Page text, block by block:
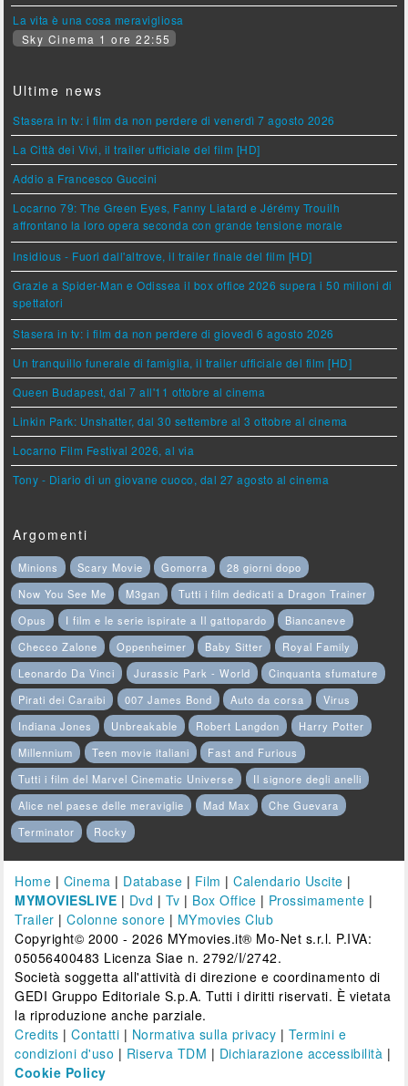
La vita è una cosa meravigliosa
Sky Cinema 1 ore 22:55
Ultime news
Stasera in tv: i film da non perdere di venerdì 7 agosto 2026
La Città dei Vivi, il trailer ufficiale del film [HD]
Addio a Francesco Guccini
Locarno 79: The Green Eyes, Fanny Liatard e Jérémy Trouilh
affrontano la loro opera seconda con grande tensione morale
Insidious - Fuori dall'altrove, il trailer finale del film [HD]
Grazie a Spider-Man e Odissea il box office 2026 supera i 50 milioni di
spettatori
Stasera in tv: i film da non perdere di giovedì 6 agosto 2026
Un tranquillo funerale di famiglia, il trailer ufficiale del film [HD]
Queen Budapest, dal 7 all'11 ottobre al cinema
Linkin Park: Unshatter, dal 30 settembre al 3 ottobre al cinema
Locarno Film Festival 2026, al via
Tony - Diario di un giovane cuoco, dal 27 agosto al cinema
Argomenti
Minions Scary Movie Gomorra
28 giorni dopo
Now You See Me
M3gan
Tutti i film dedicati a Dragon Trainer
Opus
I film e le serie ispirate a Il gattopardo
Biancaneve
Checco Zalone
Oppenheimer Baby Sitter
Royal Family
Leonardo Da Vinci
Jurassic Park - World
Cinquanta sfumature
Pirati dei Caraibi
007 James Bond Auto da corsa
Virus
Indiana Jones
Unbreakable Robert Langdon
Harry Potter
Millennium
Teen movie italiani
Fast and Furious
Tutti i film del Marvel Cinematic Universe
Il signore degli anelli
Alice nel paese delle meraviglie
Mad Max
Che Guevara
Terminator
Rocky
Home | Cinema | Database | Film |Calendario Uscite |
MYMOVIESLIVE | Dvd | Tv | Box Office | Prossimamente |
Trailer |Colonne sonore | MYmovies Club
Copyright© 2000 - 2026 MYmovies.it® Mo-Net s.r.l. P.IVA:
05056400483 Licenza Siae n. 2792/I/2742.
Società soggetta all'attività di direzione e coordinamento di
GEDI Gruppo Editoriale S.p.A. Tutti i diritti riservati. È vietata
la riproduzione anche parziale.
Credits |Contatti | Normativa sulla privacy | Termini e
condizioni d'uso | Riserva TDM | Dichiarazione accessibilità |
Cookie Policy